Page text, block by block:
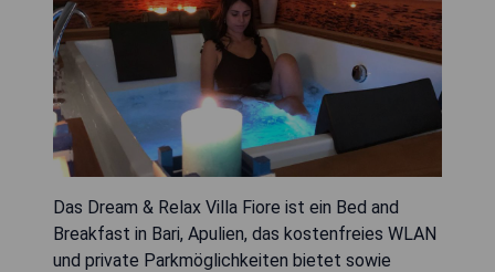
Das Dream & Relax Villa Fiore ist ein Bed and
Breakfast in Bari, Apulien, das kostenfreies WLAN
und private Parkmöglichkeiten bietet sowie